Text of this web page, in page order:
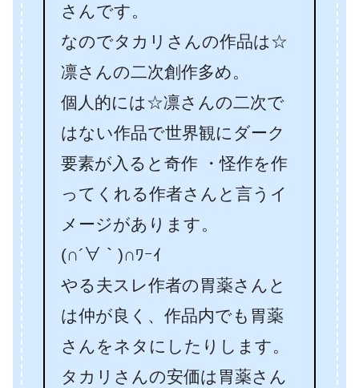
さんです。
なのでタカリさんの作品は☆
凛さんの二次創作多め。
個人的には☆凛さんの二次で
はない作品で世界観にダーク
要素が入ると奇作 ・怪作を作
ってくれる作者さんと言うイ
メージがあります。
(∩´∀｀)∩ﾜｰｲ
やる夫スレ作者の胃薬さんと
は仲が良く、作品内でも胃薬
さんをネタにしたりします。
タカリさんの安価は胃薬さん